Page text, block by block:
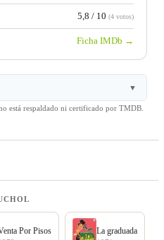
5,8 / 10 (4 votos)
Ficha IMDb →
▼
está respaldado ni certificado por TMDB.
Por Pisos La graduada